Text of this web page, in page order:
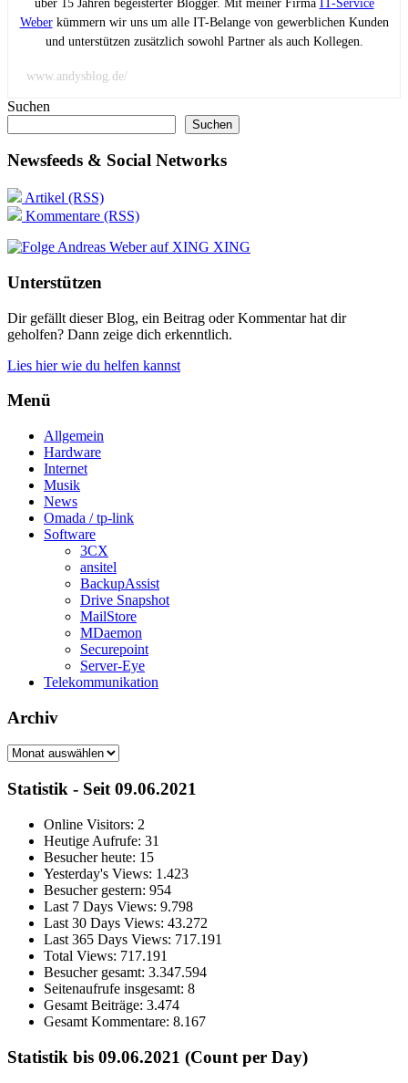
über 15 Jahren begeisterter Blogger. Mit meiner Firma IT-Service
Weberkümmern wir uns um alle IT-Belange von gewerblichen Kunden
und unterstützen zusätzlich sowohl Partner als auch Kollegen.
www.andysblog.de/
Suchen
Suchen
Newsfeeds & Social Networks
Artikel (RSS)
Kommentare (RSS)
XING
Unterstützen
Dir gefällt dieser Blog, ein Beitrag oder Kommentar hat dir
geholfen? Dann zeige dich erkenntlich.
Lies hier wie du helfen kannst
Menü
Allgemein
Hardware
Internet
Musik
News
Omada / tp-link
Software
3CX
ansitel
BackupAssist
Drive Snapshot
MailStore
MDaemon
Securepoint
Server-Eye
Telekommunikation
Archiv
Archiv
Statistik - Seit 09.06.2021
Online Visitors: 2
Heutige Aufrufe: 31
Besucher heute: 15
Yesterday's Views: 1.423
Besucher gestern: 954
Last 7 Days Views: 9.798
Last 30 Days Views: 43.272
Last 365 Days Views: 717.191
Total Views: 717.191
Besucher gesamt: 3.347.594
Seitenaufrufe insgesamt: 8
Gesamt Beiträge: 3.474
Gesamt Kommentare: 8.167
Statistik bis 09.06.2021 (Count per Day)